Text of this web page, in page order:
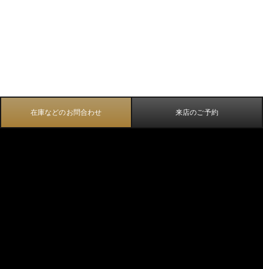
在庫などのお問合わせ 来店のご予約